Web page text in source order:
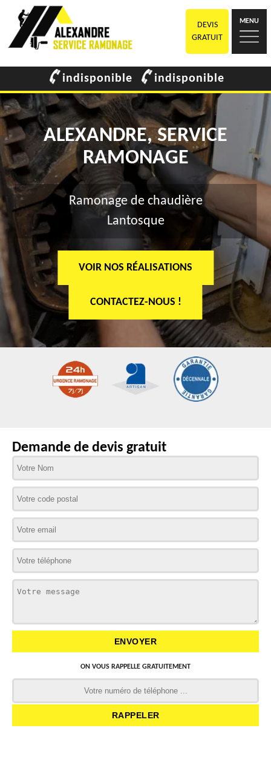
DEVIS
GRATUIT
MENU
indisponible indisponible
ALEXANDRE, SERVICE
RAMONAGE
Ramonage de chaudière
Lantosque
VOIR NOS RÉALISATIONS
CONTACTEZ-NOUS !
Demande de devis gratuit
ON VOUS RAPPELLE GRATUITEMENT